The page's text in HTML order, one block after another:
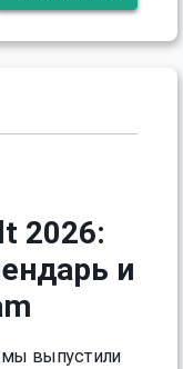
2026:
и
мы выпустили